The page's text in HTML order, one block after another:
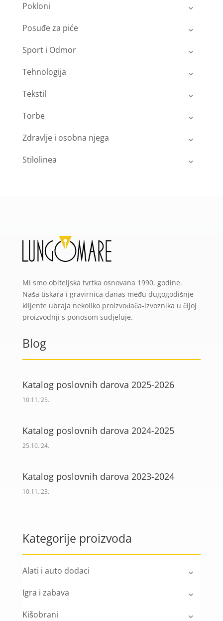
Pokloni
Posuđe za piće
Sport i Odmor
Tehnologija
Tekstil
Torbe
Zdravlje i osobna njega
Stilolinea
Mi smo obiteljska tvrtka osnovana 1990. godine.
Naša tiskara i gravirnica danas među dugogodišnje
klijente ubraja nekoliko proizvođača-izvoznika u čijoj
proizvodnji s ponosom sudjeluje.
Blog
Katalog poslovnih darova 2025-2026
10.11.'25.
Katalog poslovnih darova 2024-2025
25.10.'24.
Katalog poslovnih darova 2023-2024
10.11.'23.
Kategorije proizvoda
Alati i auto dodaci
Igra i zabava
Kišobrani